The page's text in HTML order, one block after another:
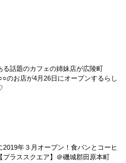
る話題のカフェの姉妹店が広陵町
のお店が4月26日にオープンするらし
2019年３月オープン！食パンとコーヒ
プラススクエア】＠磯城郡田原本町